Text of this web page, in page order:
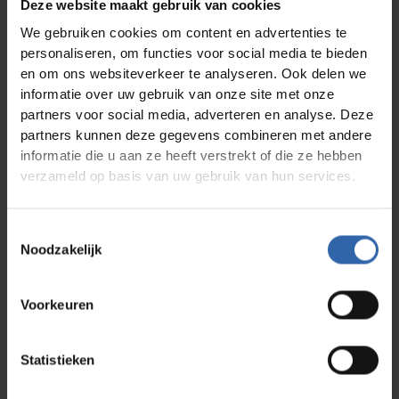
Deze website maakt gebruik van cookies
We gebruiken cookies om content en advertenties te
personaliseren, om functies voor social media te bieden
en om ons websiteverkeer te analyseren. Ook delen we
informatie over uw gebruik van onze site met onze
partners voor social media, adverteren en analyse. Deze
partners kunnen deze gegevens combineren met andere
informatie die u aan ze heeft verstrekt of die ze hebben
verzameld op basis van uw gebruik van hun services.
Noodzakelijk
Voorkeuren
Statistieken
psychologie.
Ze herkennen dat verbinding niet ontstaat uit
voorspellingen,
maar uit begrip en dat begrip begint bij weten wat
mensen drijft.
De menselijke factor blijft onmisbaar
AI kan veel.
Maar het kan geen verantwoordelijkheid nemen.
Geen vertrouwen geven.
En die leiders hebben instrumenten nodig die
menselijk gedrag niet simplificeren, maar verklaren.
wetenschappelijk onderbouwd
mensinzicht toevoegt aan een wereld